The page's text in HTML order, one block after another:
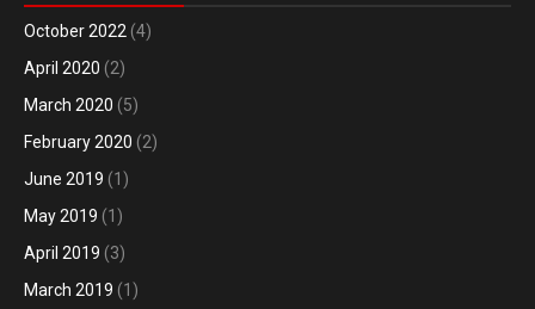
October 2022 (4)
April 2020 (2)
March 2020 (5)
February 2020 (2)
June 2019 (1)
May 2019 (1)
April 2019 (3)
March 2019 (1)